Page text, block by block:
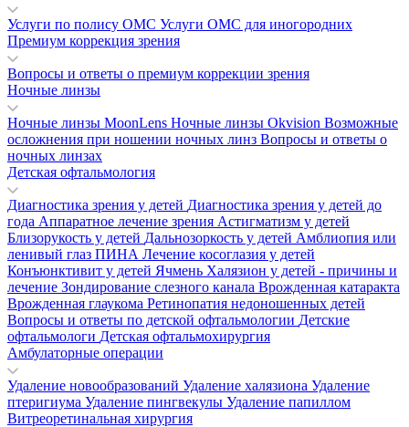
Услуги по полису ОМС Услуги ОМС для иногородних
Премиум коррекция зрения
Вопросы и ответы о премиум коррекции зрения
Ночные линзы
Ночные линзы MoonLens Ночные линзы Okvision Возможные
осложнения при ношении ночных линз Вопросы и ответы о
ночных линзах
Детская офтальмология
Диагностика зрения у детей Диагностика зрения у детей до
года Аппаратное лечение зрения Астигматизм у детей
Близорукость у детей Дальнозоркость у детей Амблиопия или
ленивый глаз ПИНА Лечение косоглазия у детей
Конъюнктивит у детей Ячмень Халязион у детей - причины и
лечение Зондирование слезного канала Врожденная катаракта
Врожденная глаукома Ретинопатия недоношенных детей
Вопросы и ответы по детской офтальмологии Детские
офтальмологи Детская офтальмохирургия
Амбулаторные операции
Удаление новообразований Удаление халязиона Удаление
птеригиума Удаление пингвекулы Удаление папиллом
Витреоретинальная хирургия